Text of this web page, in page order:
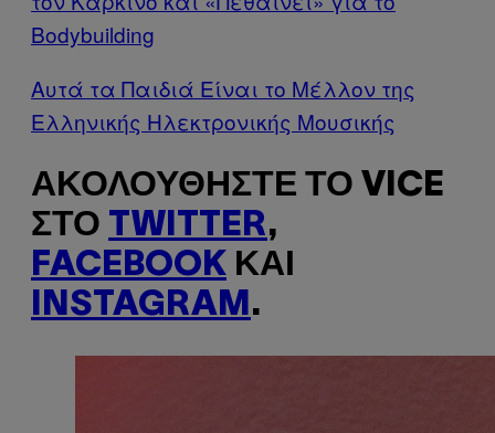
Bodybuilding
Αυτά τα Παιδιά Είναι το Μέλλον της
Ελληνικής Ηλεκτρονικής Μουσικής
ΑΚΟΛΟΥΘΉΣΤΕ ΤΟ VICE
ΣΤΟ TWITTER,
FACEBOOK ΚΑΙ
INSTAGRAM .